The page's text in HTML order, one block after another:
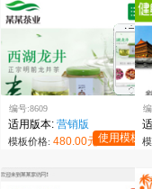
编号:8609
适用版本: 营销版
模板价格: 480.00元 使用模板